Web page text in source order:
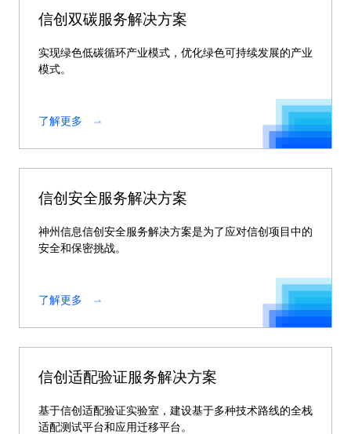
信创双碳服务解决方案
实现绿色低碳循环产业模式，优化绿色可持续发展的产业
模式。
了解更多
信创安全服务解决方案
神州信息信创安全服务解决方案是为了应对信创项目中的
安全和保密挑战。
了解更多
信创适配验证服务解决方案
基于信创适配验证实验室，建设基于多种技术路线的全栈
适配测试平台和应用迁移平台。